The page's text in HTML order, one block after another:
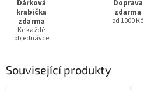
Dárková
krabička
zdarma
Ke každé
objednávce
Doprava
zdarma
od 1000 Kč
Související produkty